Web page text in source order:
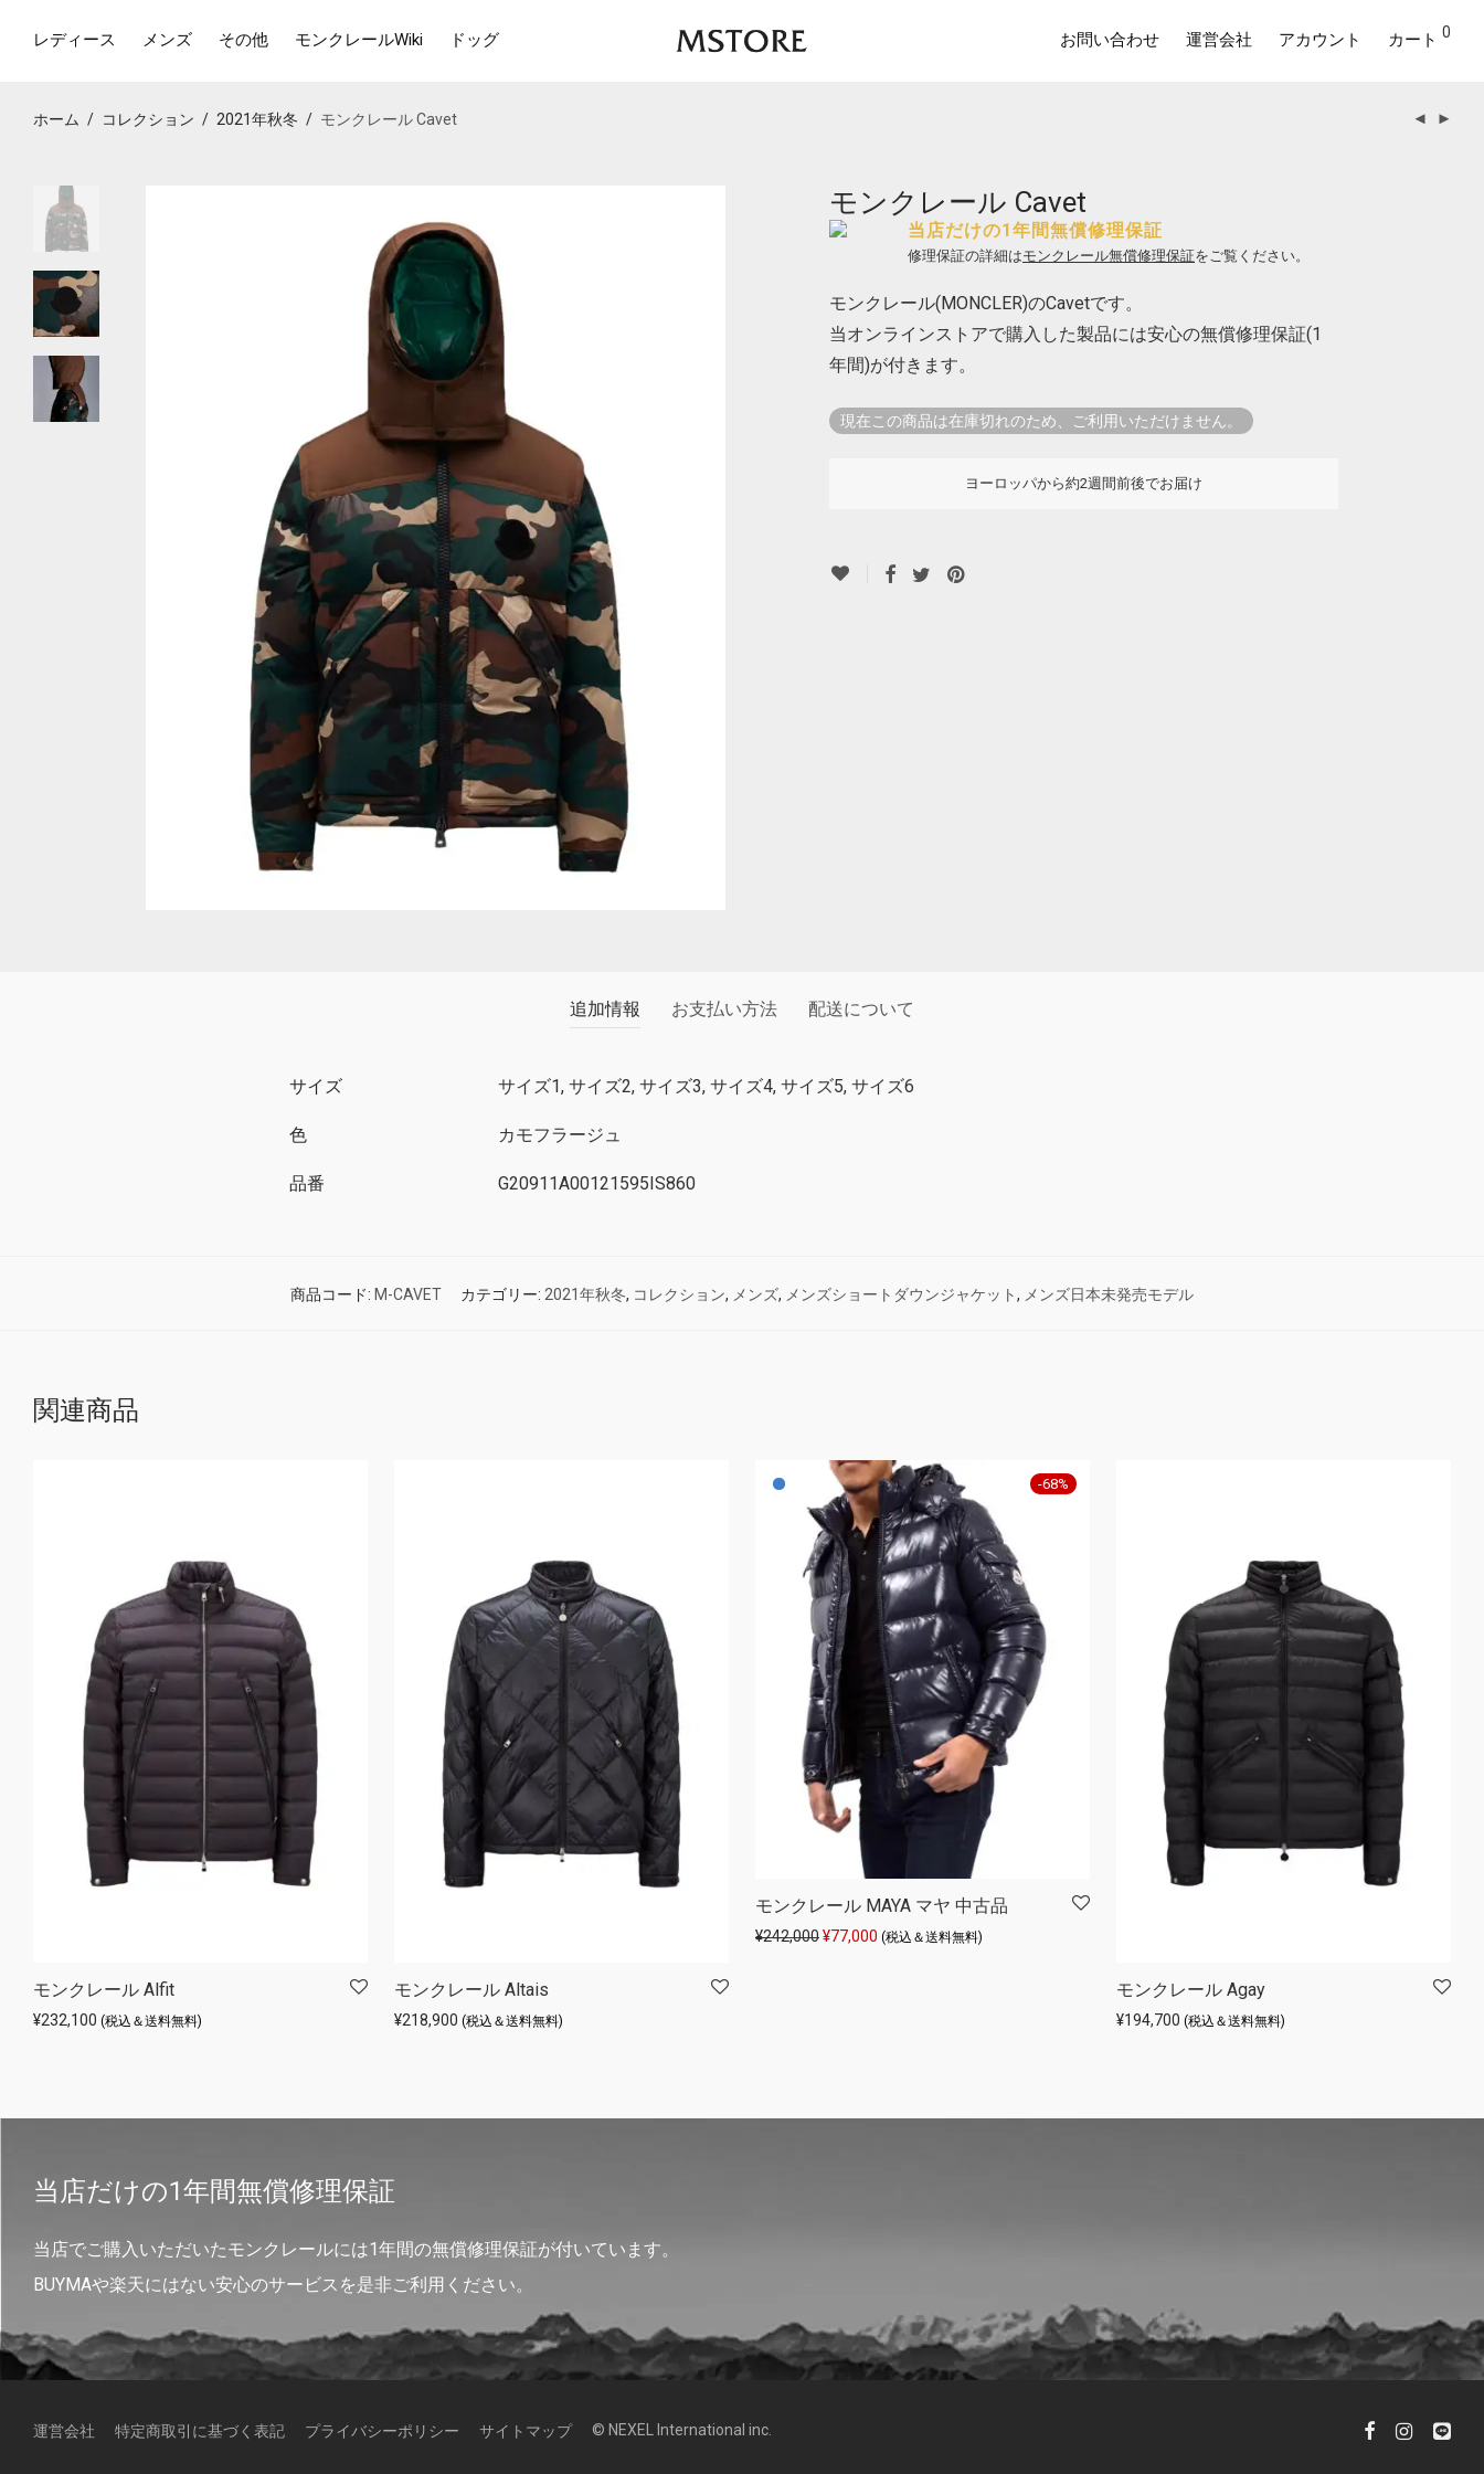
レディース メンズ その他 モンクレールWiki ドッグ お問い合わせ 運営会社 アカウント カート 0
ホーム / コレクション / 2021年秋冬 / モンクレール Cavet
モンクレール Cavet
当店だけの1年間無償修理保証
修理保証の詳細はモンクレール無償修理保証をご覧ください。
モンクレール(MONCLER)のCavetです。
当オンラインストアで購入した製品には安心の無償修理保証(1
年間)が付きます。
現在この商品は在庫切れのため、ご利用いただけません。
ヨーロッパから約2週間前後でお届け
追加情報 お支払い方法 配送について
サイズ サイズ1, サイズ2, サイズ3, サイズ4, サイズ5, サイズ6
色 カモフラージュ
品番 G20911A00121595IS860
商品コード: M-CAVET カテゴリー: 2021年秋冬, コレクション, メンズ, メンズショートダウンジャケット, メンズ日本未発売モデル
関連商品
モンクレール Alfit
¥232,100 (税込＆送料無料)
モンクレール Altais
¥218,900 (税込＆送料無料)
-68%
モンクレール MAYA マヤ 中古品
¥242,000元の価格は ¥242,000 でした。
¥77,000 現在の価格は ¥77,000 です。
(税込＆送料無料)
モンクレール Agay
¥194,700 (税込＆送料無料)
当店だけの1年間無償修理保証
当店でご購入いただいたモンクレールには1年間の無償修理保証が付いています。
BUYMAや楽天にはない安心のサービスを是非ご利用ください。
運営会社 特定商取引に基づく表記 プライバシーポリシー サイトマップ © NEXEL International inc.